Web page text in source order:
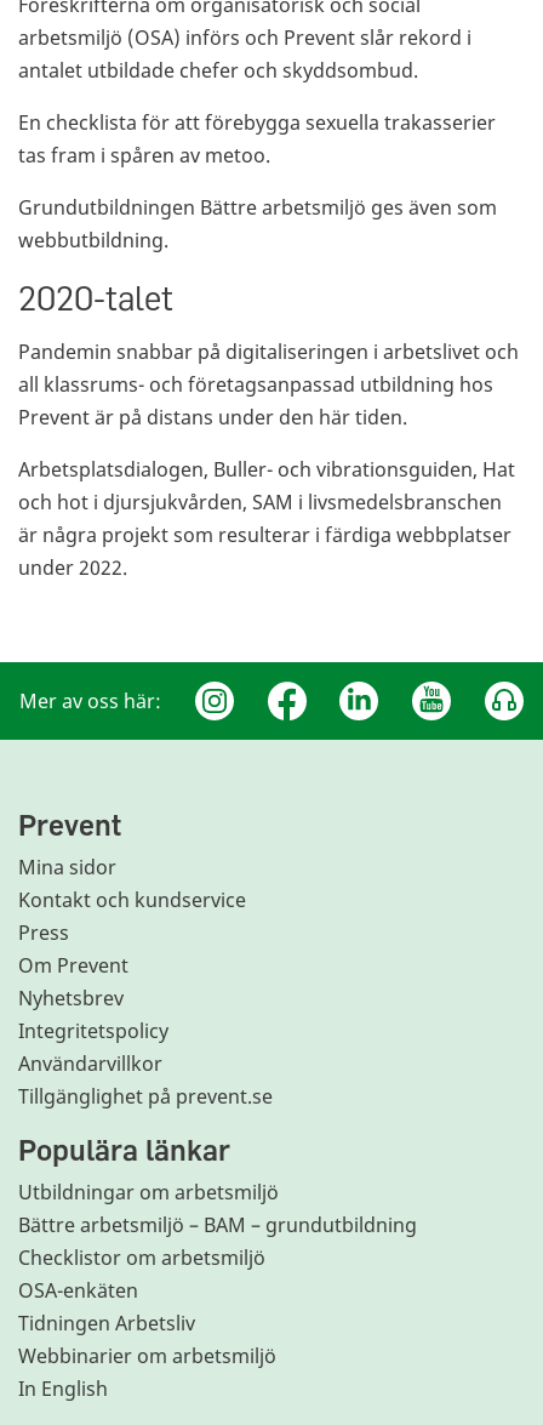
arbetsmiljö (OSA) införs och Prevent slår rekord i
antalet utbildade chefer och skyddsombud.
En checklista för att förebygga sexuella trakasserier
tas fram i spåren av metoo.
Grundutbildningen Bättre arbetsmiljö ges även som
webbutbildning.
2020-talet
Pandemin snabbar på digitaliseringen i arbetslivet och
all klassrums- och företagsanpassad utbildning hos
Prevent är på distans under den här tiden.
Arbetsplatsdialogen, Buller- och vibrationsguiden, Hat
och hot i djursjukvården, SAM i livsmedelsbranschen
är några projekt som resulterar i färdiga webbplatser
under 2022.
Mer av oss här:
Prevent
Mina sidor
Kontakt och kundservice
Press
Om Prevent
Nyhetsbrev
Integritetspolicy
Användarvillkor
Tillgänglighet på prevent.se
Populära länkar
Utbildningar om arbetsmiljö
Bättre arbetsmiljö – BAM – grundutbildning
Checklistor om arbetsmiljö
OSA-enkäten
Tidningen Arbetsliv
Webbinarier om arbetsmiljö
In English